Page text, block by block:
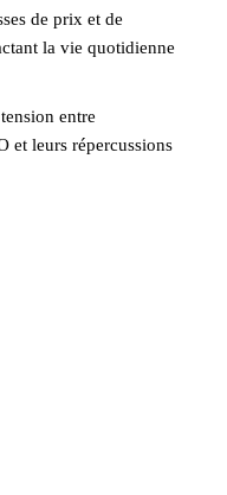
de prix et de
la vie quotidienne
entre
et leurs répercussions